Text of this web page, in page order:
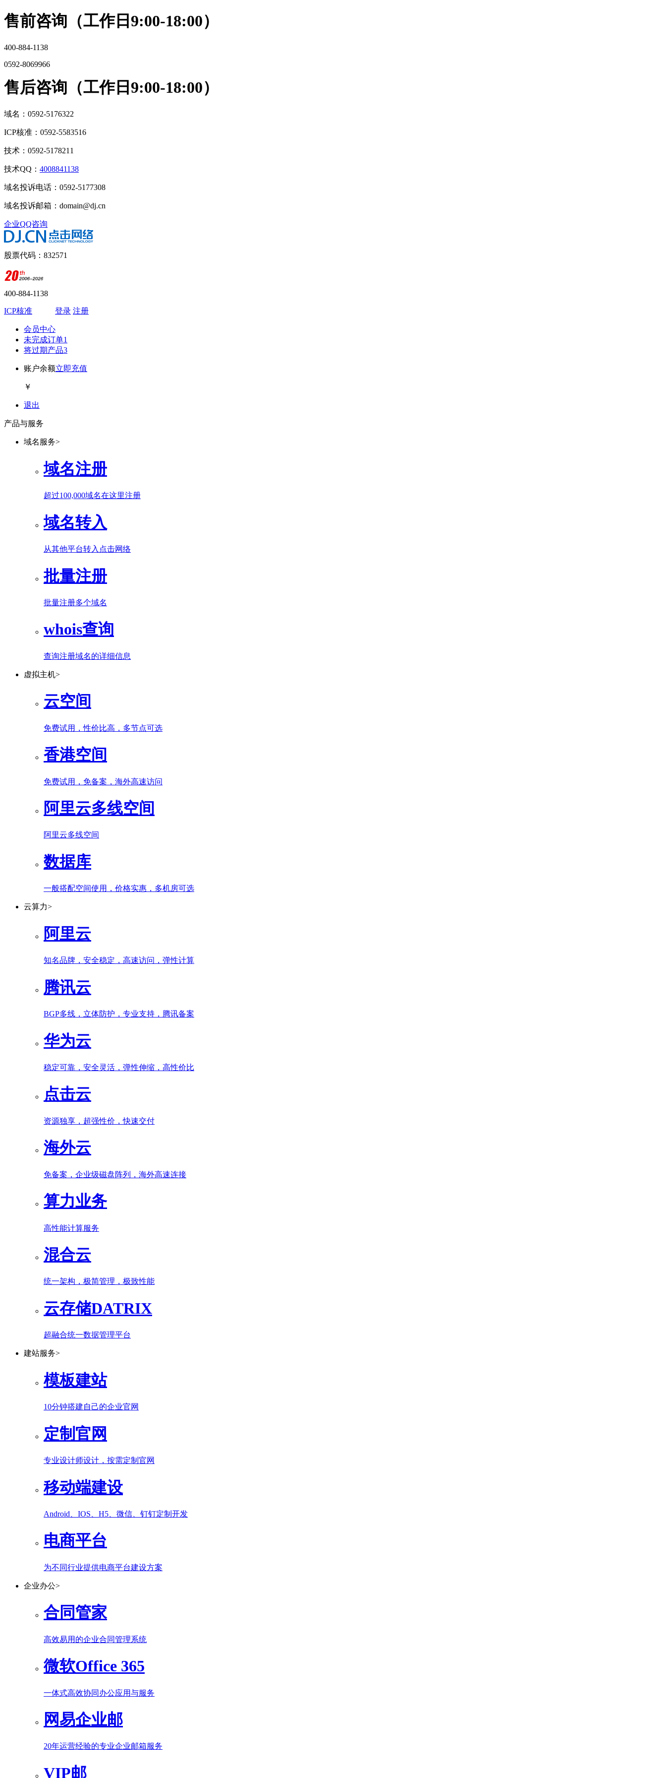
售前咨询（工作日9:00-18:00）
400-884-1138
0592-8069966
售后咨询（工作日9:00-18:00）
域名：0592-5176322
ICP核准：0592-5583516
技术：0592-5178211
技术QQ： 4008841138
域名投诉电话：0592-5177308
域名投诉邮箱：domain@dj.cn
企业QQ咨询
股票代码：832571
400-884-1138
ICP核准 登录 注册
会员中心
未完成订单1
将过期产品3
账户余额立即充值
￥
退出
产品与服务
域名服务>
域名注册
超过100,000域名在这里注册
域名转入
从其他平台转入点击网络
批量注册
批量注册多个域名
whois查询
查询注册域名的详细信息
虚拟主机>
云空间
免费试用，性价比高，多节点可选
香港空间
免费试用，免备案，海外高速访问
阿里云多线空间
阿里云多线空间
数据库
一般搭配空间使用，价格实惠，多机房可选
云算力>
阿里云
知名品牌，安全稳定，高速访问，弹性计算
腾讯云
BGP多线，立体防护，专业支持，腾讯备案
华为云
稳定可靠，安全灵活，弹性伸缩，高性价比
点击云
资源独享，超强性价，快速交付
海外云
免备案，企业级磁盘阵列，海外高速连接
算力业务
高性能计算服务
混合云
统一架构，极简管理，极致性能
云存储DATRIX
超融合统一数据管理平台
建站服务>
模板建站
10分钟搭建自己的企业官网
定制官网
专业设计师设计，按需定制官网
移动端建设
Android、IOS、H5、微信、钉钉定制开发
电商平台
为不同行业提供电商平台建设方案
企业办公>
合同管家
高效易用的企业合同管理系统
微软Office 365
一体式高效协同办公应用与服务
网易企业邮
20年运营经验的专业企业邮箱服务
VIP邮